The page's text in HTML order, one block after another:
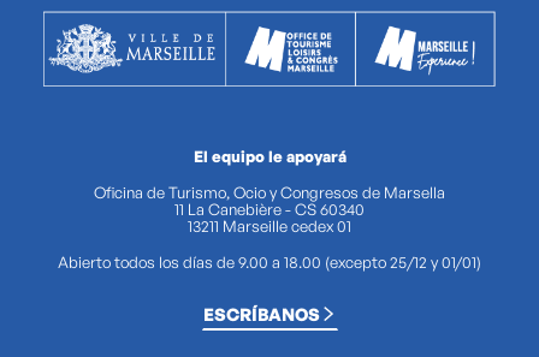
El equipo le apoyará
Oficina de Turismo, Ocio y Congresos de Marsella
11 La Canebière - CS 60340
13211 Marseille cedex 01
Abierto todos los días de 9.00 a 18.00 (excepto 25/12 y 01/01)
ESCRÍBANOS